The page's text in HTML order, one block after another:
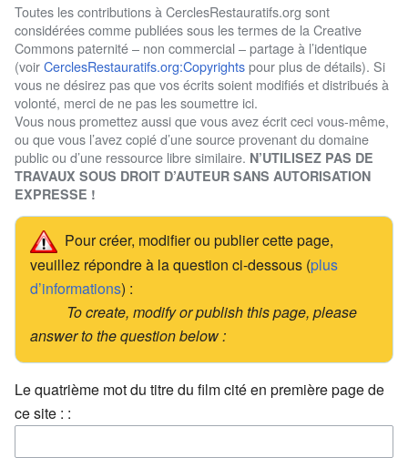
Toutes les contributions à CerclesRestauratifs.org sont
considérées comme publiées sous les termes de la Creative
Commons paternité – non commercial – partage à l’identique
(voirCerclesRestauratifs.org:Copyrightspour plus de détails). Si
vous ne désirez pas que vos écrits soient modifiés et distribués à
volonté, merci de ne pas les soumettre ici.
Vous nous promettez aussi que vous avez écrit ceci vous-même,
ou que vous l’avez copié d’une source provenant du domaine
public ou d’une ressource libre similaire. N’UTILISEZ PAS DE
TRAVAUX SOUS DROIT D’AUTEUR SANS AUTORISATION
EXPRESSE !
Pour créer, modifier ou publier cette page,
veuillez répondre à la question ci-dessous (plus
d’informations) :
To create, modify or publish this page, please
answer to the question below :
Le quatrième mot du titre du film cité en première page de
ce site : :